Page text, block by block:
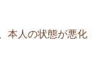
本人の状態が悪化